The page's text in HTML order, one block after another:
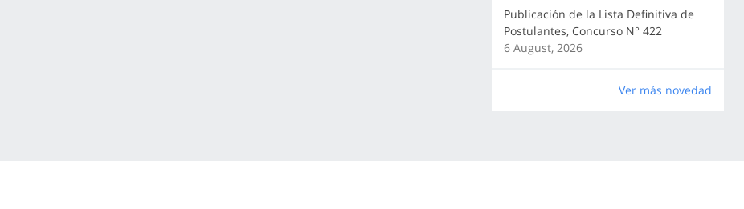
Publicación de la Lista Definitiva de
Postulantes, Concurso N° 422
6 August, 2026
Ver más novedad